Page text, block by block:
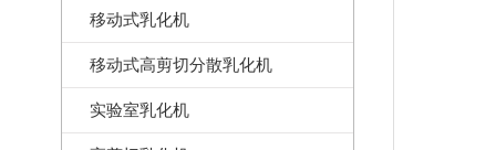
移动式乳化机
移动式高剪切分散乳化机
实验室乳化机